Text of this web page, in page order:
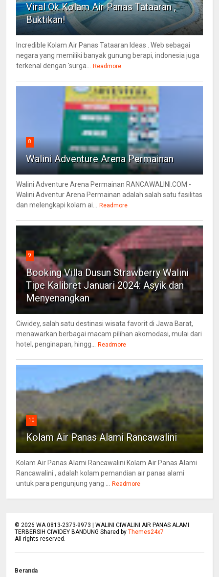
Viral Ok Kolam Air Panas Tataaran ,
Buktikan!
Incredible Kolam Air Panas Tataaran Ideas . Web sebagai
negara yang memiliki banyak gunung berapi, indonesia juga
terkenal dengan 'surga...
Readmore
8
Walini Adventure Arena Permainan
Walini Adventure Arena Permainan RANCAWALINI.COM -
Walini Adventur Arena Permainan adalah salah satu fasilitas
dan melengkapi kolam ai...
Readmore
9
Booking Villa Dusun Strawberry Walini
Tipe Kalibret Januari 2024: Asyik dan
Menyenangkan
Ciwidey, salah satu destinasi wisata favorit di Jawa Barat,
menawarkan berbagai macam pilihan akomodasi, mulai dari
hotel, penginapan, hingg...
Readmore
10
Kolam Air Panas Alami Rancawalini
Kolam Air Panas Alami Rancawalini Kolam Air Panas Alami
Rancawalini , adalah kolam pemandian air panas alami
untuk para pengunjung yang ...
Readmore
© 2026 WA 0813-2373-9973 | WALINI CIWALINI AIR PANAS ALAMI
TERBERSIH CIWIDEY BANDUNG Shared byThemes24x7
All rights reserved.
Beranda